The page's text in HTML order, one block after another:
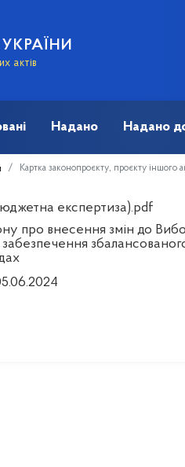
актів
Надано Надано
Картка законопроєкту, проєкту іншого
експертиза).pdf
про внесення змін до